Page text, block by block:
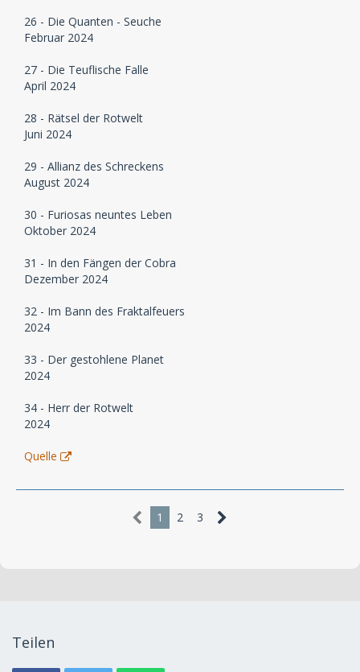
26 - Die Quanten - Seuche
Februar 2024
27 - Die Teuflische Falle
April 2024
28 - Rätsel der Rotwelt
Juni 2024
29 - Allianz des Schreckens
August 2024
30 - Furiosas neuntes Leben
Oktober 2024
31 - In den Fängen der Cobra
Dezember 2024
32 - Im Bann des Fraktalfeuers
2024
33 - Der gestohlene Planet
2024
34 - Herr der Rotwelt
2024
Quelle
1 2 3
Teilen